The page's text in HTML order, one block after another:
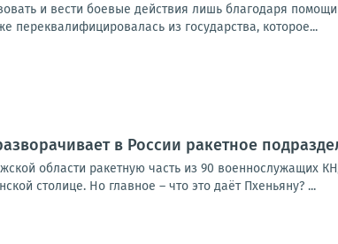
и вести боевые действия лишь благодаря
из государства, которое...
в России ракетное
области ракетную часть из 90 военнослужащих
столице. Но главное – что это даёт Пхеньяну? ...